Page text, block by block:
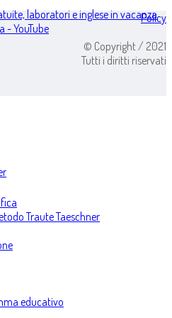
laboratori e inglese in vacanza
- YouTube
Traute Taeschner
educativo
Policy
© Copyright / 2021
Tutti i diritti riservati